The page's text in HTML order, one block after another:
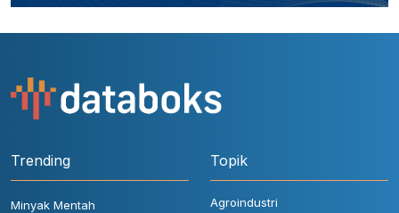
Trending
Minyak Mentah
Topik
Agroindustri